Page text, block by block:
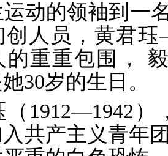
运动的领袖到一
创人员，黄君
的重重包围，
30岁的生日。
（1912—1942
入共产主义青年